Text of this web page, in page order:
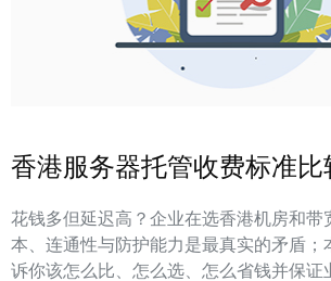
香港服务器托管收费标准比
花钱多但延迟高？企业在选香港机房和带
本、连通性与防护能力是最真实的矛盾；
诉你该怎么比、怎么选、怎么省钱并保证